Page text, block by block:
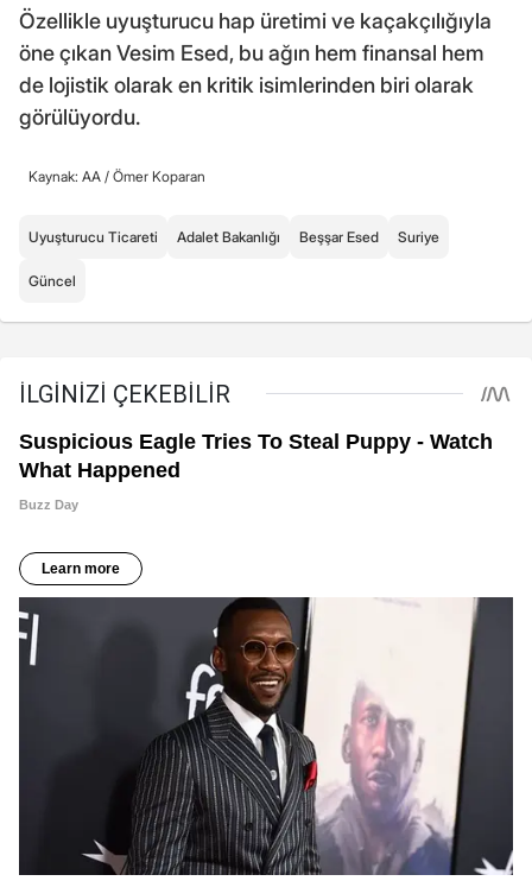
Özellikle uyuşturucu hap üretimi ve kaçakçılığıyla
öne çıkan Vesim Esed, bu ağın hem finansal hem
de lojistik olarak en kritik isimlerinden biri olarak
görülüyordu.
Kaynak: AA / Ömer Koparan
Uyuşturucu Ticareti Adalet Bakanlığı Beşşar Esed Suriye
Güncel